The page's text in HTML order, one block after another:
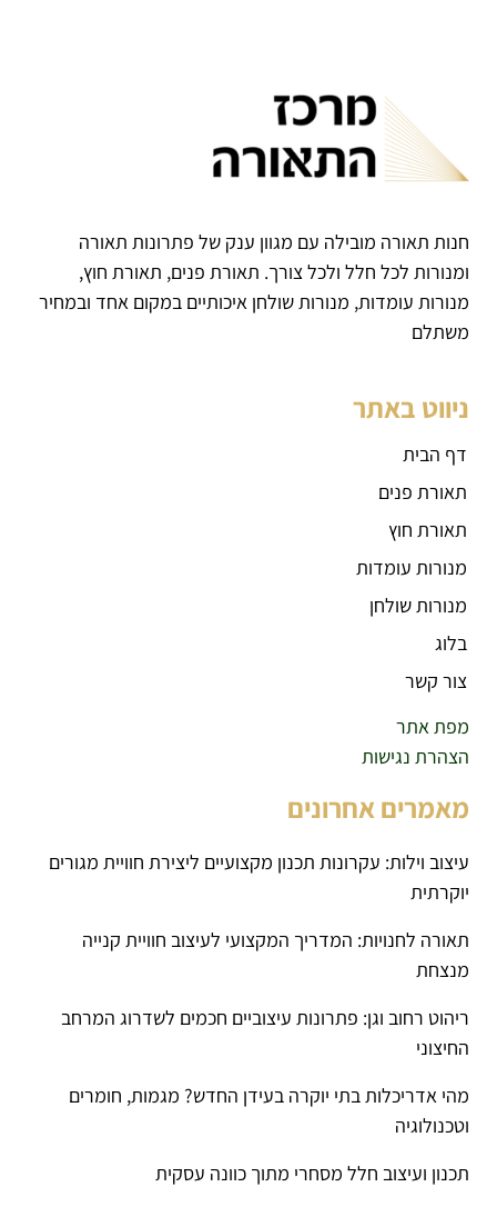
חנות תאורה מובילה עם מגוון ענק של פתרונות תאורה
ומנורות לכל חלל ולכל צורך. תאורת פנים, תאורת חוץ,
מנורות עומדות, מנורות שולחן איכותיים במקום אחד ובמחיר
משתלם
ניווט באתר
דף הבית
תאורת פנים
תאורת חוץ
מנורות עומדות
מנורות שולחן
בלוג
צור קשר
מפת אתר
הצהרת נגישות
מאמרים אחרונים
עיצוב וילות: עקרונות תכנון מקצועיים ליצירת חוויית מגורים
יוקרתית
תאורה לחנויות: המדריך המקצועי לעיצוב חוויית קנייה
מנצחת
ריהוט רחוב וגן: פתרונות עיצוביים חכמים לשדרוג המרחב
החיצוני
מהי אדריכלות בתי יוקרה בעידן החדש? מגמות, חומרים
וטכנולוגיה
תכנון ועיצוב חלל מסחרי מתוך כוונה עסקית